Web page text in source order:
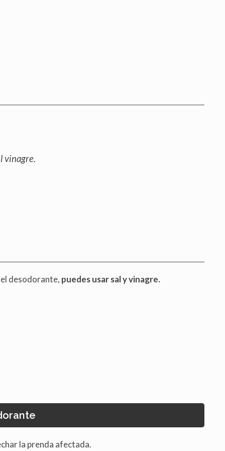
vinagre.
desodorante, puedes usar sal y vinagre.
la prenda afectada.